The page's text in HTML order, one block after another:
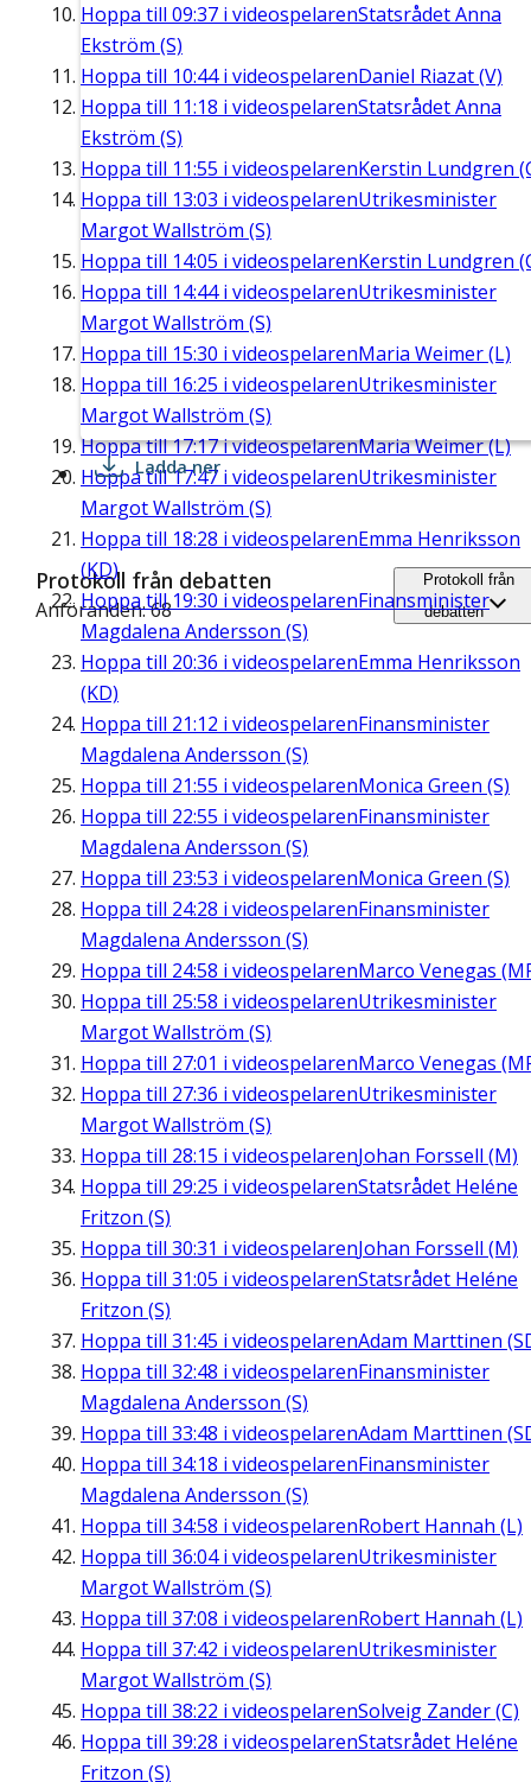
Hoppa till 09:37 i videospelarenStatsrådet Anna
Ekström (S)
Hoppa till 10:44i videospelarenDaniel Riazat (V)
Hoppa till 11:18 i videospelarenStatsrådet Anna
Ekström (S)
Hoppa till 11:55 i videospelarenKerstin Lundgren
Hoppa till 13:03 i videospelarenUtrikesminister
Margot Wallström (S)
Hoppa till 14:05 i videospelarenKerstin Lundgren
Hoppa till 14:44i videospelarenUtrikesminister
Margot Wallström (S)
Hoppa till 15:30 i videospelarenMaria Weimer (L)
Hoppa till 16:25 i videospelarenUtrikesminister
Margot Wallström (S)
Hoppa till17:17i videospelarenMaria Weimer (L)
Hoppa till17:47 i videospelarenUtrikesminister
Margot Wallström (S)
Hoppa till 18:28 i videospelarenEmma Henriksson
(KD)
Hoppa till19:30 i videospelarenFinansminister
Magdalena Andersson (S)
Hoppa till 20:36 i videospelarenEmma Henriksson
(KD)
Hoppa till 21:12 i videospelarenFinansminister
Magdalena Andersson (S)
Hoppa till 21:55 i videospelarenMonica Green (S)
Hoppa till 22:55 i videospelarenFinansminister
Magdalena Andersson (S)
Hoppa till 23:53 i videospelarenMonica Green (S)
Hoppa till 24:28 i videospelarenFinansminister
Magdalena Andersson (S)
Hoppa till 24:58 i videospelarenMarco Venegas
Hoppa till 25:58 i videospelarenUtrikesminister
Margot Wallström (S)
Hoppa till 27:01 i videospelarenMarco Venegas
Hoppa till 27:36 i videospelarenUtrikesminister
Margot Wallström (S)
Hoppa till 28:15 i videospelarenJohan Forssell (M)
Hoppa till 29:25 i videospelarenStatsrådet Heléne
Fritzon (S)
Hoppa till 30:31 i videospelarenJohan Forssell (M)
Hoppa till 31:05 i videospelarenStatsrådet Heléne
Fritzon (S)
Hoppa till 31:45 i videospelarenAdam Marttinen
Hoppa till 32:48 i videospelarenFinansminister
Magdalena Andersson (S)
Hoppa till 33:48 i videospelarenAdam Marttinen
Hoppa till 34:18 i videospelarenFinansminister
Magdalena Andersson (S)
Hoppa till 34:58 i videospelarenRobert Hannah (L)
Hoppa till 36:04i videospelarenUtrikesminister
Margot Wallström (S)
Hoppa till 37:08 i videospelarenRobert Hannah (L)
Hoppa till 37:42 i videospelarenUtrikesminister
Margot Wallström (S)
Hoppa till 38:22 i videospelarenSolveig Zander (C)
Hoppa till 39:28 i videospelarenStatsrådet Heléne
Fritzon (S)
Ladda ner
Protokoll från debatten
Anföranden: 68
Protokoll från
debatten